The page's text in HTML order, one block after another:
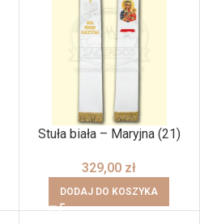
Stuła biała – Maryjna (21)
329,00 zł
DODAJ DO KOSZYKA